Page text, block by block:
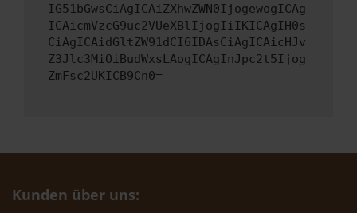
IG51bGwsCiAgICAiZXhwZWN0IjogewogICAg
ICAicmVzcG9uc2VUeXBlIjogIiIKICAgIH0s
CiAgICAidGltZW91dCI6IDAsCiAgICAicHJv
Z3Jlc3MiOiBudWxsLAogICAgInJpc2t5Ijog
ZmFsc2UKICB9Cn0=
Kunden über uns: